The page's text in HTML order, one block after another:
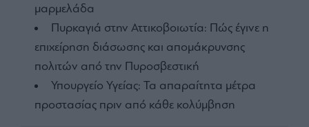
μαρμελάδα
Πυρκαγιά στην Αττικοβοιωτία: Πώς έγινε η
επιχείρηση διάσωσης και απομάκρυνσης
πολιτών από την Πυροσβεστική
Υπουργείο Υγείας: Τα απαραίτητα μέτρα
προστασίας πριν από κάθε κολύμβηση